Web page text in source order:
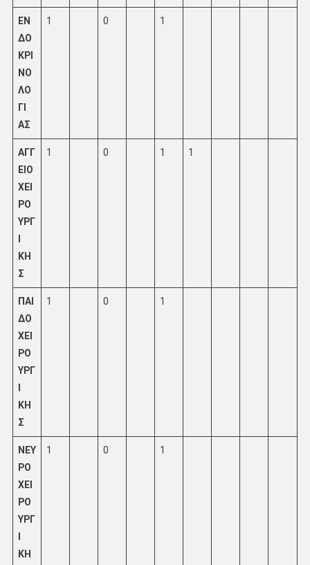
ΕΝ
ΔΟ
ΚΡΙ
ΝΟ
ΛΟ
ΓΙ
ΑΣ
1 0 1
ΑΓΓ
ΕΙΟ
ΧΕΙ
ΡΟ
ΥΡΓ
ΚΗ
Σ
1 0 1 1
ΠΑΙ
ΔΟ
ΧΕΙ
ΡΟ
ΥΡΓ
ΚΗ
Σ
1 0 1
ΝΕΥ
ΡΟ
ΧΕΙ
ΡΟ
ΥΡΓ
ΚΗ
1 0 1